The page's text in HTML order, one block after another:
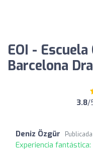
EOI -
Barcelona
3.8/
Deniz Özgür
Experiencia fantástica: